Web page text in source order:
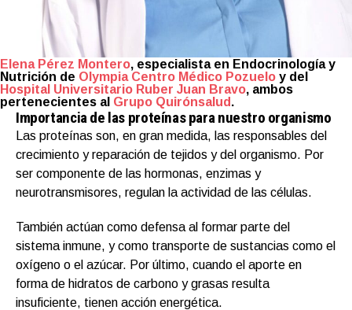
Elena Pérez Montero, especialista en Endocrinología y
Nutrición de Olympia Centro Médico Pozuelo y del
Hospital Universitario Ruber Juan Bravo, ambos
pertenecientes al Grupo Quirónsalud .
Importancia de las proteínas para nuestro organismo
Las proteínas son, en gran medida, las responsables del
crecimiento y reparación de tejidos y del organismo. Por
ser componente de las hormonas, enzimas y
neurotransmisores, regulan la actividad de las células.
También actúan como defensa al formar parte del
sistema inmune, y como transporte de sustancias como el
oxígeno o el azúcar. Por último, cuando el aporte en
forma de hidratos de carbono y grasas resulta
insuficiente, tienen acción energética.